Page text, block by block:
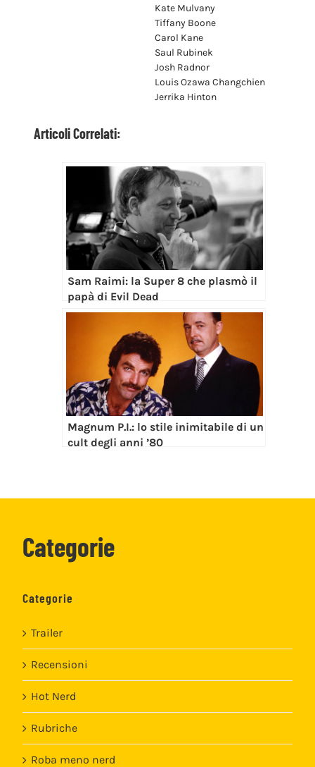
Kate Mulvany
Tiffany Boone
Carol Kane
Saul Rubinek
Josh Radnor
Louis Ozawa Changchien
Jerrika Hinton
Articoli Correlati:
Sam Raimi: la Super 8 che plasmò il
papà di Evil Dead
Magnum P.I.: lo stile inimitabile di un
cult degli anni ’80
Categorie
Categorie
Trailer
Recensioni
Hot Nerd
Rubriche
Roba meno nerd